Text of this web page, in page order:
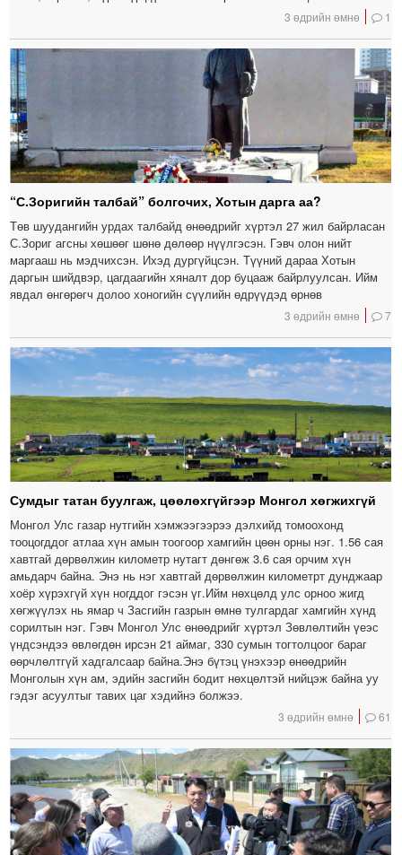
3 өдрийн өмнө 1
“С.Зоригийн талбай” болгочих, Хотын дарга аа?
Төв шуудангийн урдах талбайд өнөөдрийг хүртэл 27 жил байрласан
С.Зориг агсны хөшөөг шөнө дөлөөр нүүлгэсэн. Гэвч олон нийт
маргааш нь мэдчихсэн. Ихэд дургүйцсэн. Түүний дараа Хотын
даргын шийдвэр, цагдаагийн хяналт дор буцааж байрлуулсан. Ийм
явдал өнгөрөгч долоо хоногийн сүүлийн өдрүүдэд өрнөв
3 өдрийн өмнө 7
Сумдыг татан буулгаж, цөөлөхгүйгээр Монгол хөгжихгүй
Монгол Улс газар нутгийн хэмжээгээрээ дэлхийд томоохонд
тооцогддог атлаа хүн амын тоогоор хамгийн цөөн орны нэг. 1.56 сая
хавтгай дөрвөлжин километр нутагт дөнгөж 3.6 сая орчим хүн
амьдарч байна. Энэ нь нэг хавтгай дөрвөлжин километрт дунджаар
хоёр хүрэхгүй хүн ногддог гэсэн үг.Ийм нөхцөлд улс орноо жигд
хөгжүүлэх нь ямар ч Засгийн газрын өмнө тулгардаг хамгийн хүнд
сорилтын нэг. Гэвч Монгол Улс өнөөдрийг хүртэл Зөвлөлтийн үеэс
үндсэндээ өвлөгдөн ирсэн 21 аймаг, 330 сумын тогтолцоог бараг
өөрчлөлтгүй хадгалсаар байна.Энэ бүтэц үнэхээр өнөөдрийн
Монголын хүн ам, эдийн засгийн бодит нөхцөлтэй нийцэж байна уу
гэдэг асуултыг тавих цаг хэдийнэ болжээ.
3 өдрийн өмнө 61